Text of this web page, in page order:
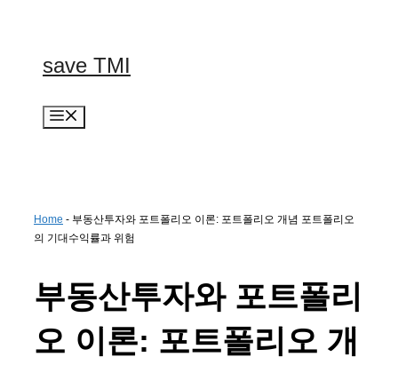
save TMI
Home - 부동산투자와 포트폴리오 이론: 포트폴리오 개념 포트폴리오
의 기대수익률과 위험
부동산투자와 포트폴리
오 이론: 포트폴리오 개